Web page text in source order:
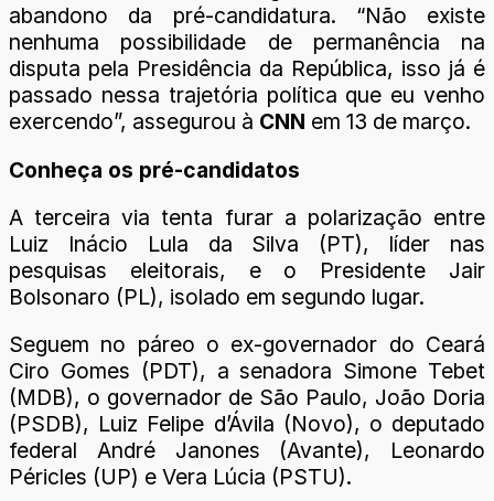
abandono da pré-candidatura. “Não existe
nenhuma possibilidade de permanência na
disputa pela Presidência da República, isso já é
passado nessa trajetória política que eu venho
exercendo”, assegurou à CNN em 13 de março.
Conheça os pré-candidatos
A terceira via tenta furar a polarização entre
Luiz Inácio Lula da Silva (PT), líder nas
pesquisas eleitorais, e o Presidente Jair
Bolsonaro (PL), isolado em segundo lugar.
Seguem no páreo o ex-governador do Ceará
Ciro Gomes (PDT), a senadora Simone Tebet
(MDB), o governador de São Paulo, João Doria
(PSDB), Luiz Felipe d’Ávila (Novo), o deputado
federal André Janones (Avante), Leonardo
Péricles (UP) e Vera Lúcia (PSTU).